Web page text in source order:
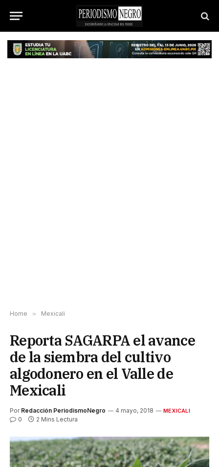
Home » Mexicali
Reporta SAGARPA el avance
de la siembra del cultivo
algodonero en el Valle de
Mexicali
Por Redacción PeriodismoNegro 4 mayo, 2018 MEXICALI
0 2 Mins Lectura